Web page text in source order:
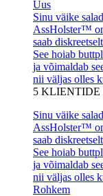
Uus
Sinu väike
AssHolster™
saab
See hoiab
ja võimaldab
nii väljas olles
5 KLIENTIDE
Sinu väike
AssHolster™
saab
See hoiab
ja võimaldab
nii väljas olles
Rohkem